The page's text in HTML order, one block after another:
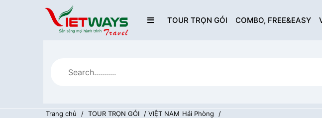
TOUR TRỌN GÓI COMBO, FREE&EASY
Trang chủ / TOUR TRỌN GÓI / VIỆT NAM Hải Phòng /